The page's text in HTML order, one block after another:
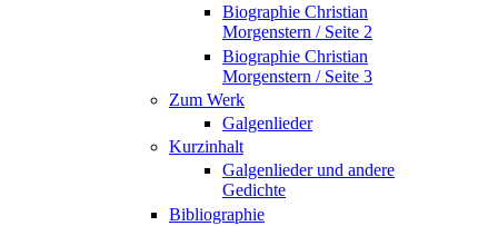
Biographie Christian
Morgenstern / Seite 2
Biographie Christian
Morgenstern / Seite 3
Zum Werk
Galgenlieder
Kurzinhalt
Galgenlieder und andere
Gedichte
Bibliographie